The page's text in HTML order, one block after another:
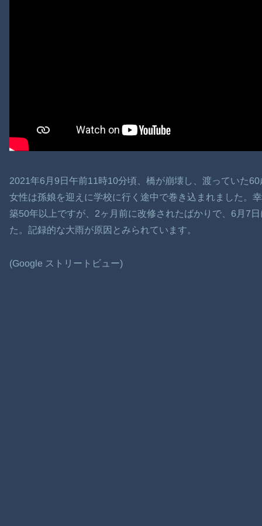
2021年6月9日午前11時10分頃、橋が崩壊し、渡っていた
女性は孫娘を迎えに学校に行く途中で巻き込まれました。
築50年以上ですが、2ヶ月前に改修されたばかりで、6月7
た。記録的な大雨が原因とみられています。
(Google ストリートビュー)